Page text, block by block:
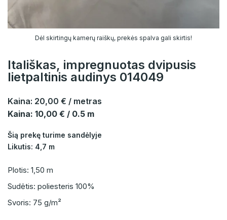
Dėl skirtingų kamerų raiškų, prekės spalva gali skirtis!
Itališkas, impregnuotas dvipusis
lietpaltinis audinys 014049
Kaina: 20,00 € / metras
Kaina: 10,00 € / 0.5 m
Šią prekę turime sandėlyje
Likutis: 4,7 m
Plotis: 1,50 m
Sudėtis: poliesteris 100%
Svoris: 75 g/m²